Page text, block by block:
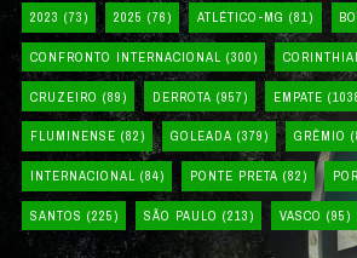
2023 (73) 2025 (76) ATLÉTICO-MG (81)
CONFRONTO INTERNACIONAL (300)
CRUZEIRO (89) DERROTA (957) EMPATE
FLUMINENSE (82) GOLEADA (379) GRÊMIO
INTERNACIONAL (84) PONTE PRETA (82)
SANTOS (225) SÃO PAULO (213) VASCO (95)